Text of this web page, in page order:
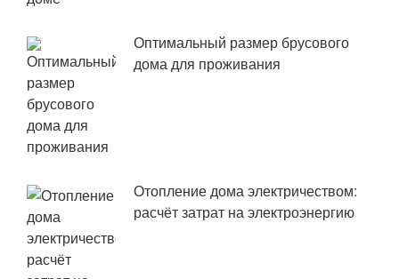
Оптимальный размер брусового
дома для проживания
Отопление дома электричеством:
расчёт затрат на электроэнергию